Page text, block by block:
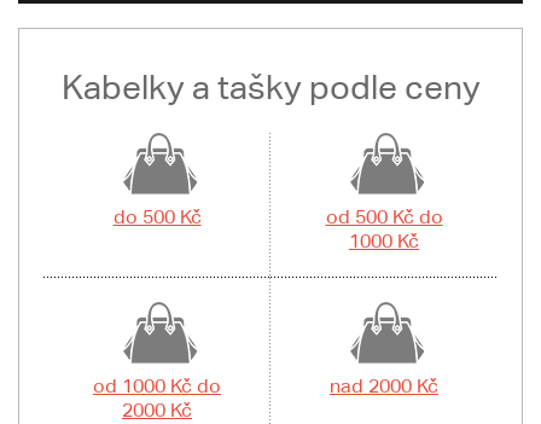
Kabelky a tašky podle ceny
do 500 Kč
od 500 Kč do
1000 Kč
od 1000 Kč do
2000 Kč
nad 2000 Kč